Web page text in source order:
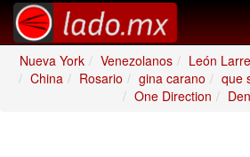
Nueva York
Venezolanos León
China
Rosario gina carano
que
One Direction